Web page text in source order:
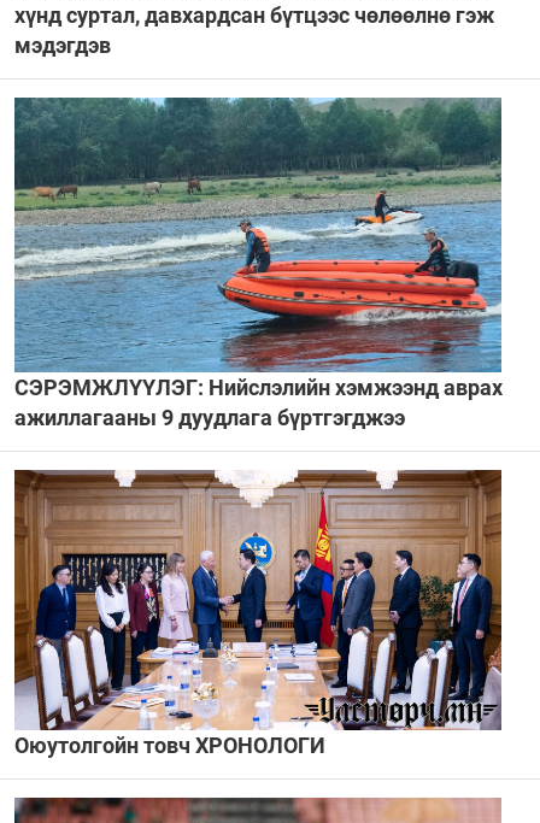
хүнд суртал, давхардсан бүтцээс чөлөөлнө гэж
мэдэгдэв
СЭРЭМЖЛҮҮЛЭГ: Нийслэлийн хэмжээнд аврах
ажиллагааны 9 дуудлага бүртгэгджээ
Оюутолгойн товч ХРОНОЛОГИ